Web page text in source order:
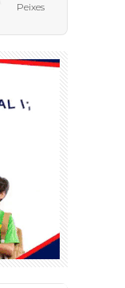
Peixes